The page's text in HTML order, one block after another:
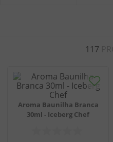
117
Aroma Baunilha Branca
30ml - Iceberg Chef